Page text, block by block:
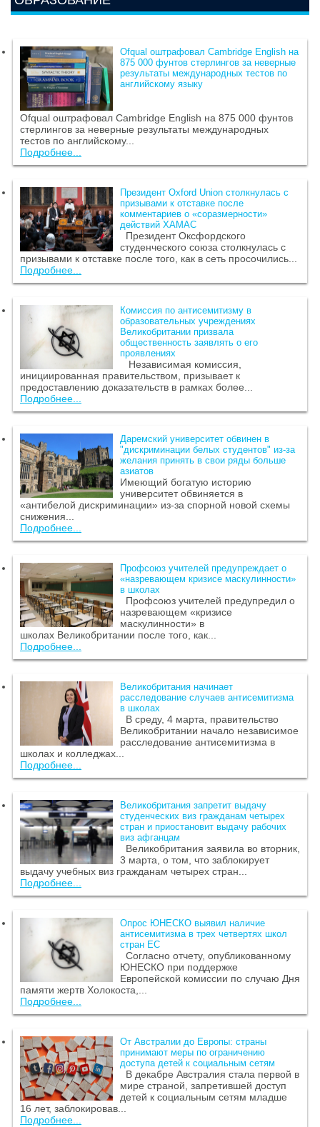
Ofqual оштрафовал Cambridge English на
875 000 фунтов стерлингов за неверные
результаты международных тестов по
английскому языку
Ofqual оштрафовал Cambridge English на 875 000 фунтов
стерлингов за неверные результаты международных
тестов по английскому...
Подробнее...
Президент Oxford Union столкнулась с
призывами к отставке после
комментариев о «соразмерности»
действий ХАМАС
Президент Оксфордского
студенческого союза столкнулась с
призывами к отставке после того, как в сеть просочились...
Подробнее...
Комиссия по антисемитизму в
образовательных учреждениях
Великобритании призвала
общественность заявлять о его
проявлениях
Независимая комиссия,
инициированная правительством, призывает к
предоставлению доказательств в рамках более...
Подробнее...
Даремский университет обвинен в
"дискриминации белых студентов" из-за
желания принять в свои ряды больше
азиатов
Имеющий богатую историю
университет обвиняется в
«антибелой дискриминации» из-за спорной новой схемы
снижения...
Подробнее...
Профсоюз учителей предупреждает о
«назревающем кризисе маскулинности»
в школах
Профсоюз учителей предупредил о
назревающем «кризисе
маскулинности» в
школах Великобритании после того, как...
Подробнее...
Великобритания начинает
расследование случаев антисемитизма
в школах
В среду, 4 марта, правительство
Великобритании начало независимое
расследование антисемитизма в
школах и колледжах...
Подробнее...
Великобритания запретит выдачу
студенческих виз гражданам четырех
стран и приостановит выдачу рабочих
виз афганцам
Великобритания заявила во вторник,
3 марта, о том, что заблокирует
выдачу учебных виз гражданам четырех стран...
Подробнее...
Опрос ЮНЕСКО выявил наличие
антисемитизма в трех четвертях школ
стран ЕС
Согласно отчету, опубликованному
ЮНЕСКО при поддержке
Европейской комиссии по случаю Дня
памяти жертв Холокоста,...
Подробнее...
От Австралии до Европы: страны
принимают меры по ограничению
доступа детей к социальным сетям
В декабре Австралия стала первой в
мире страной, запретившей доступ
детей к социальным сетям младше
16 лет, заблокировав...
Подробнее...